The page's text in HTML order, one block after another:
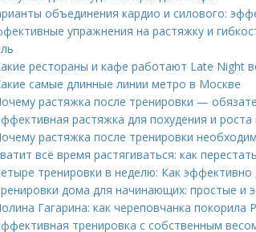
объединения кардио и силового:
упражнения на растяжку и
рестораны и кафе работают Late Night
самые длинные линии метро в Москве
растяжка после тренировки —
растяжка для похудения и
растяжка после тренировки
всё время растягиваться: как
тренировки в неделю: Как эффективно
дома для начинающих: простые и
Гагарина: как череповчанка покорила
тренировка с собственным